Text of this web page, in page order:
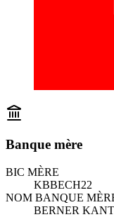
Banque mère
BIC MÈRE
KBBECH22
NOM BANQUE
BERNER